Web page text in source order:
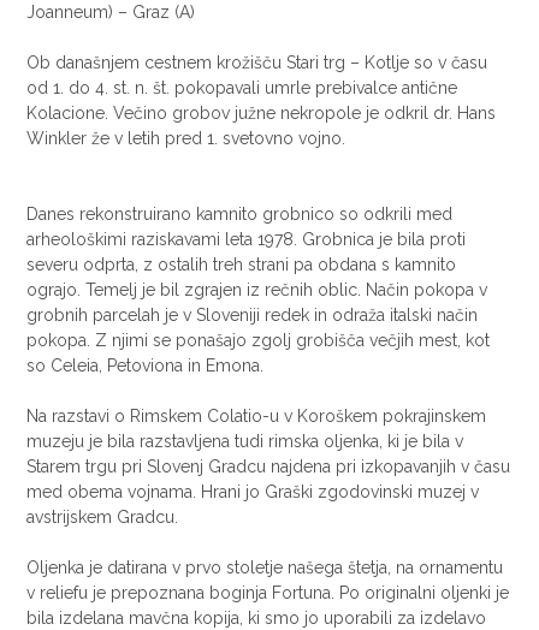
Joanneum) – Graz (A)
Ob današnjem cestnem krožišču Stari trg – Kotlje so v času
od 1. do 4. st. n. št. pokopavali umrle prebivalce antične
Kolacione. Večino grobov južne nekropole je odkril dr. Hans
Winkler že v letih pred 1. svetovno vojno.
Danes rekonstruirano kamnito grobnico so odkrili med
arheološkimi raziskavami leta 1978. Grobnica je bila proti
severu odprta, z ostalih treh strani pa obdana s kamnito
ograjo. Temelj je bil zgrajen iz rečnih oblic. Način pokopa v
grobnih parcelah je v Sloveniji redek in odraža italski način
pokopa. Z njimi se ponašajo zgolj grobišča večjih mest, kot
so Celeia, Petoviona in Emona.
Na razstavi o Rimskem Colatio-u v Koroškem pokrajinskem
muzeju je bila razstavljena tudi rimska oljenka, ki je bila v
Starem trgu pri Slovenj Gradcu najdena pri izkopavanjih v času
med obema vojnama. Hrani jo Graški zgodovinski muzej v
avstrijskem Gradcu.
Oljenka je datirana v prvo stoletje našega štetja, na ornamentu
v reliefu je prepoznana boginja Fortuna. Po originalni oljenki je
bila izdelana mavčna kopija, ki smo jo uporabili za izdelavo